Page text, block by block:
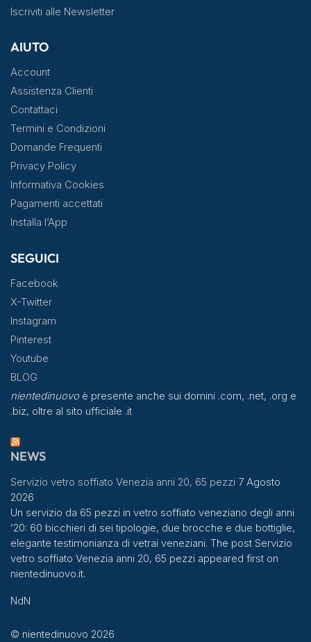
Iscriviti alle Newsletter
AIUTO
Account
Assistenza Clienti
Contattaci
Termini e Condizioni
Domande Frequenti
Privacy Policy
Informativa Cookies
Pagamenti accettati
Installa l’App
SEGUICI
Facebook
X-Twitter
Instagram
Pinterest
Youtube
BLOG
nientedinuovoè presente anche sui domini .com, .net, .org e
.biz, oltre al sito ufficiale .it
NEWS
Servizio vetro soffiato Venezia anni 20, 65 pezzi 7 Agosto
2026
Un servizio da 65 pezzi in vetro soffiato veneziano degli anni
’20: 60 bicchieri di sei tipologie, due brocche e due bottiglie,
elegante testimonianza di vetrai veneziani. The post Servizio
vetro soffiato Venezia anni 20, 65 pezzi appeared first on
nientedinuovo.it.
NdN
© nientedinuovo 2026